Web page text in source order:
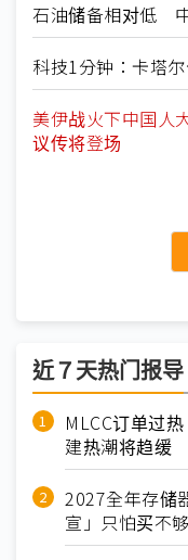
石油储备相对低
科技1分钟：卡塔
美伊战火下中国人
议传将登场
近７天热门报导
MLCC订单过
建热潮将趋缓
2027全年存储
宣」只怕买不够